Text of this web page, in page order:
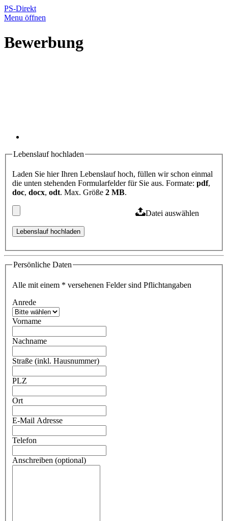
PS-Direkt
Menu öffnen
Bewerbung
Lebenslauf hochladen
Laden Sie hier Ihren Lebenslauf hoch, füllen wir schon einmal
die unten stehenden Formularfelder für Sie aus. Formate: pdf,
doc, docx, odt. Max. Größe 2 MB.
Datei auswählen
Persönliche Daten
Alle mit einem * versehenen Felder sind Pflichtangaben
Anrede
Vorname
Nachname
Straße (inkl. Hausnummer)
PLZ
Ort
E-Mail Adresse
Telefon
Anschreiben (optional)